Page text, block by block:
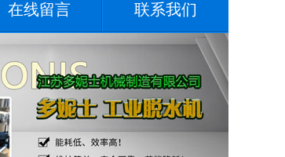
在线留言 联系我们